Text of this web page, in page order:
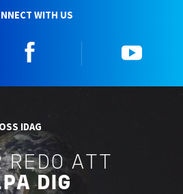
WITH US
IDAG
REDO ATT
DIG